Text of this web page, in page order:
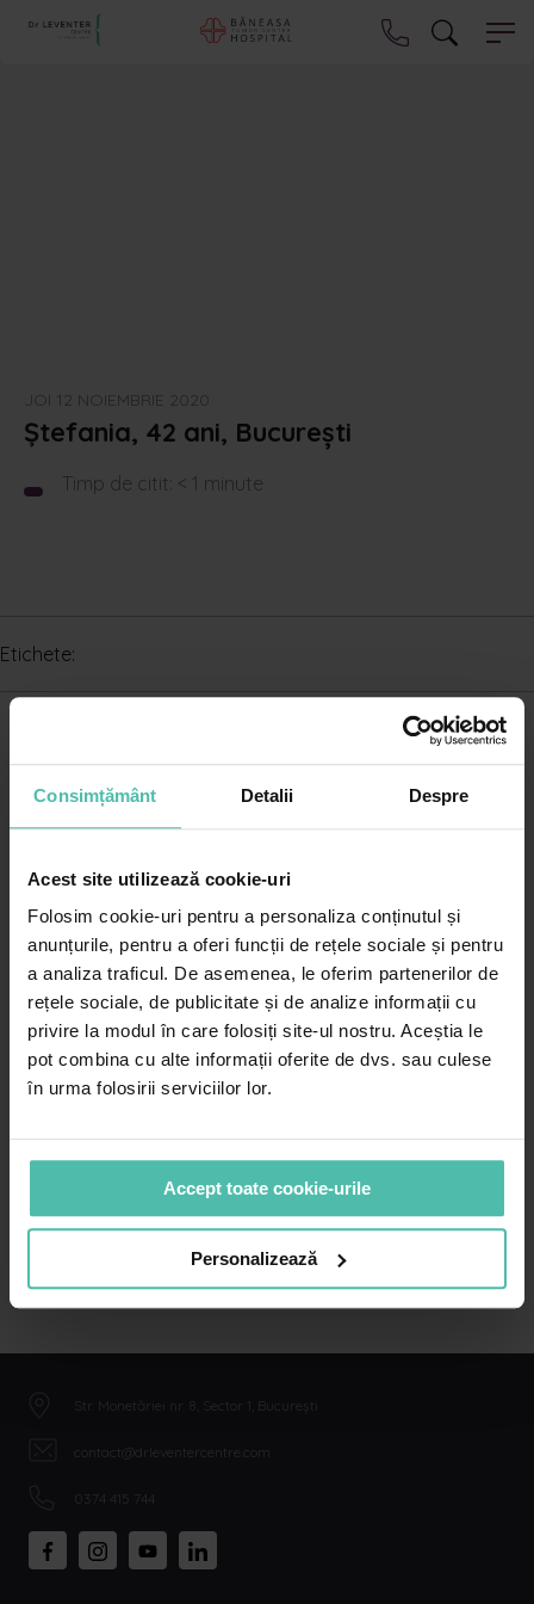
Consimțământ Detalii Despre
Acest site utilizează cookie-uri
Folosim cookie-uri pentru a personaliza conținutul și
anunțurile, pentru a oferi funcții de rețele sociale și pentru
a analiza traficul. De asemenea, le oferim partenerilor de
rețele sociale, de publicitate și de analize informații cu
privire la modul în care folosiți site-ul nostru. Aceștia le
pot combina cu alte informații oferite de dvs. sau culese
în urma folosirii serviciilor lor.
Accept toate cookie-urile
Personalizează
JOI 12 NOIEMBRIE 2020
Ștefania, 42 ani, București
Timp de citit: < 1 minute
Etichete:
Cere o programare in
Centrul Dr. Leventer
VictorieisauBaneasa
PROGRAMEAZĂ-TE ONLINE
Str. Monetăriei nr. 8, Sector 1, București
contact@drleventercentre.com
0374 415 744